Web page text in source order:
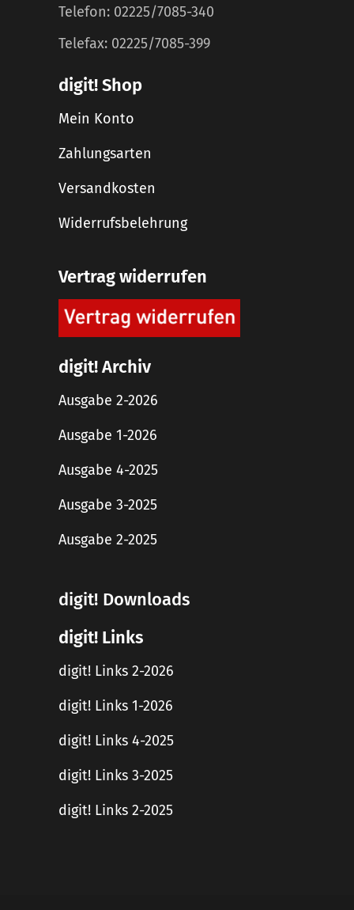
Telefon: 02225/7085-340
Telefax: 02225/7085-399
digit! Shop
Mein Konto
Zahlungsarten
Versandkosten
Widerrufsbelehrung
Vertrag widerrufen
digit! Archiv
Ausgabe 2-2026
Ausgabe 1-2026
Ausgabe 4-2025
Ausgabe 3-2025
Ausgabe 2-2025
digit! Downloads
digit! Links
digit! Links 2-2026
digit! Links 1-2026
digit! Links 4-2025
digit! Links 3-2025
digit! Links 2-2025